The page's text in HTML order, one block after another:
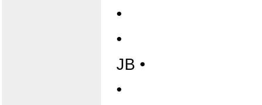
•
•
JB •
•